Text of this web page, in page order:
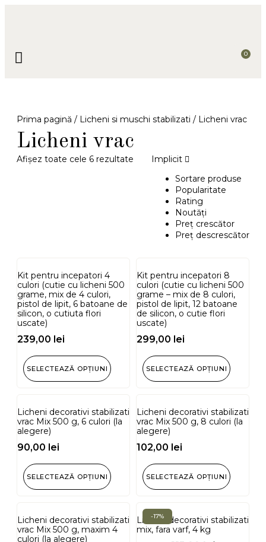
0
Prima pagină / Licheni si muschi stabilizati / Licheni vrac
Licheni vrac
Afișez toate cele 6 rezultate
Implicit
Sortare produse
Popularitate
Rating
Noutăţi
Preţ crescător
Preţ descrescător
Kit pentru incepatori 4
culori (cutie cu licheni 500
grame, mix de 4 culori,
pistol de lipit, 6 batoane de
silicon, o cutiuta flori
uscate)
239,00 lei
SELECTEAZĂ OPŢIUNI
Kit pentru incepatori 8
culori (cutie cu licheni 500
grame – mix de 8 culori,
pistol de lipit, 12 batoane
de silicon, o cutie flori
uscate)
299,00 lei
SELECTEAZĂ OPŢIUNI
Licheni decorativi stabilizati
vrac Mix 500 g, 6 culori (la
alegere)
90,00 lei
SELECTEAZĂ OPŢIUNI
Licheni decorativi stabilizati
vrac Mix 500 g, 8 culori (la
alegere)
102,00 lei
SELECTEAZĂ OPŢIUNI
Licheni decorativi stabilizati
vrac Mix 500 g, maxim 4
culori (la alegere)
-17%
Licheni decorativi stabilizati
mix, fara varf, 4 kg